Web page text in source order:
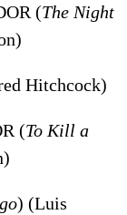
(The Night
Hitchcock)
(To Kill a
) (Luis